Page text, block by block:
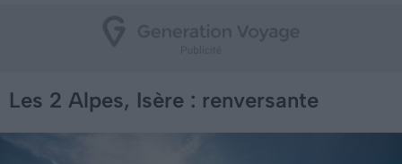
Les 2 Alpes, Isère : renversante